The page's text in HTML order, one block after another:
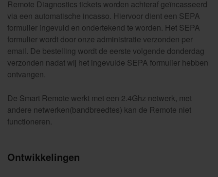
Remote Diagnostics tickets worden achteraf geïncasseerd
via een automatische incasso. Hiervoor dient een SEPA
formulier ingevuld en ondertekend te worden. Het SEPA
formulier wordt door onze administratie verzonden per
email. De bestelling wordt de eerste volgende donderdag
verzonden nadat wij het ingevulde SEPA formulier hebben
ontvangen.
De Smart Remote werkt met een 2.4Ghz netwerk, met
andere netwerken(bandbreedtes) kan de Remote niet
functioneren.
Ontwikkelingen